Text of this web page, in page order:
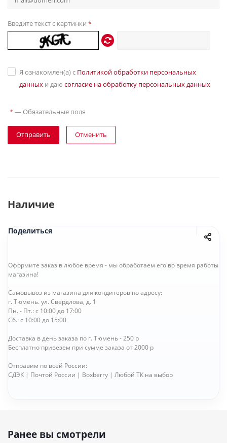
Введите текст с картинки *
Я ознакомлен(а) с Политикой обработки персональных
данных и даю согласие на обработку персональных данных
* — Обязательные поля
Отправить Отменить
Наличие
Поделиться
Оформите заказ в любое время - мы обработаем его во время работы
магазина!
Самовывоз из магазина для кондитеров по адресу:
г. Тюмень. ул. Свердлова, д. 1
Пн. - Пт.: с 10:00 до 17:00
Сб.: с 10:00 до 15:00
Доставка в день заказа по г. Тюмень - 250 р
Бесплатно привезем при сумме заказа от 2000 р
Отправим по всей России:
СДЭК | Почтой России | Boxberry | Любой ТК на выбор
Ранее вы смотрели